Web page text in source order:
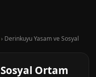
› Derinkuyu Yasam ve Sosyal
Ortam